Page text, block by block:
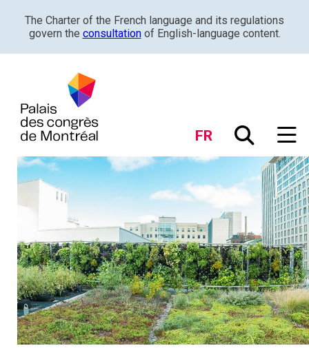
The Charter of the French language and its regulations
govern the consultationof English-language content.
FR